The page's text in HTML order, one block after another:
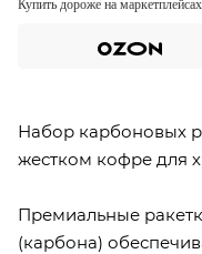
Купить дороже на
Набор карбоновых
жестком кофре для
Премиальные
(карбона)